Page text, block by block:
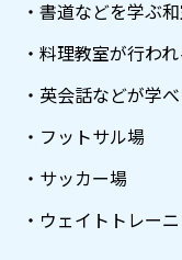
・書道などを学ぶ
・料理教室が行わ
・英会話などが学
・フットサル場
・サッカー場
・ウェイトトレー